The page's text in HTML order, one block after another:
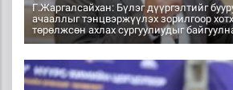
Г.Жаргалсайхан: Бүлэг дүүргэлтийг
ачааллыг тэнцвэржүүлэх зорилгоор
төрөлжсөн ахлах сургуулиудыг